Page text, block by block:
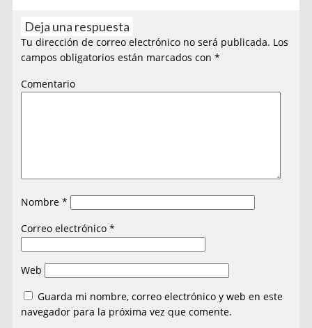
Deja una respuesta
Tu dirección de correo electrónico no será publicada. Los
campos obligatorios están marcados con*
Comentario
Nombre*
Correo electrónico*
Web
Guarda mi nombre, correo electrónico y web en este
navegador para la próxima vez que comente.